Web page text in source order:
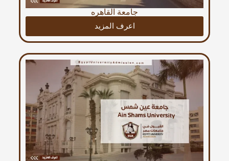
جامعة القاهره
اعرف المزيد